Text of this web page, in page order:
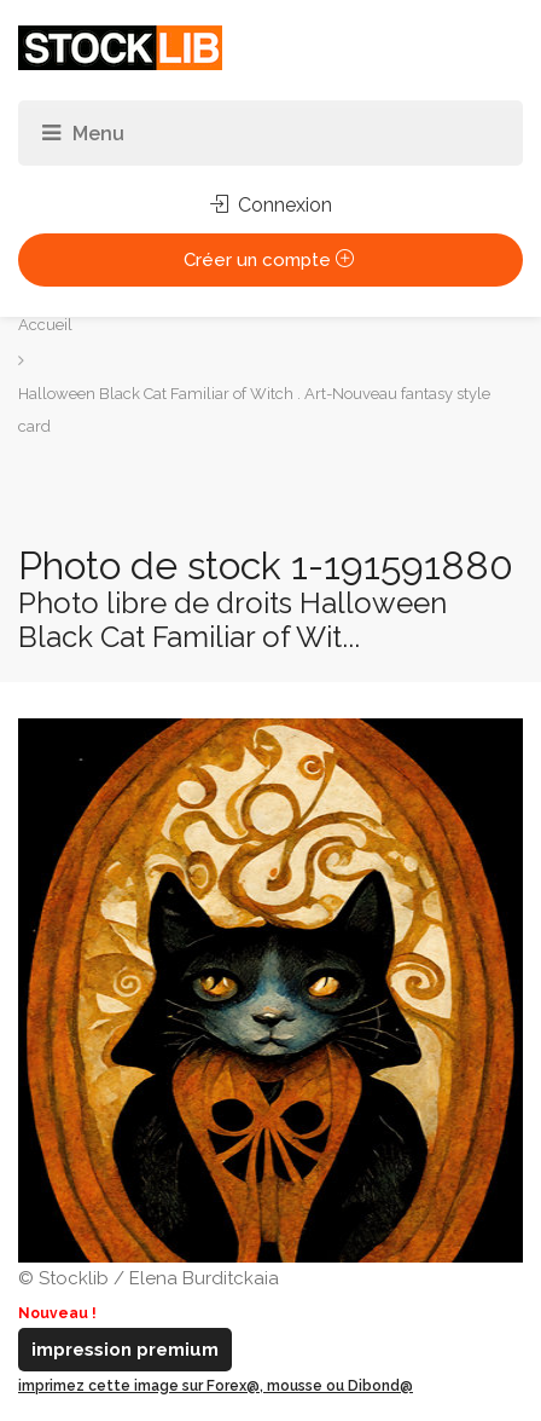
Connexion
Créer un compte
Vous
êtes
ici :
Accueil
Halloween Black Cat Familiar of Witch . Art-Nouveau fantasy style
card
Photo de stock 1-191591880
Photo libre de droits Halloween
Black Cat Familiar of Wit...
© Stocklib / Elena Burditckaia
Nouveau !
impression premium
imprimez cette image sur Forex@, mousse ou Dibond@